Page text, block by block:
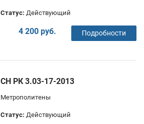
Статус: Действующий
4 200 руб. Подробности
СН РК 3.03-17-2013
Метрополитены
Статус: Действующий